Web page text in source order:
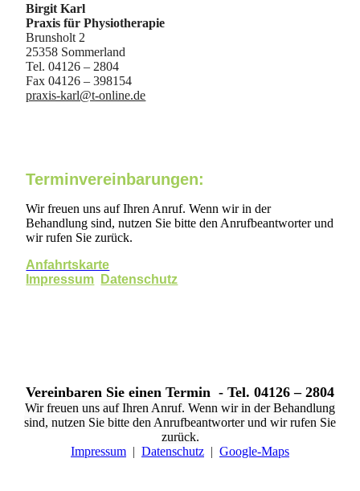
Birgit Karl
Praxis für Physiotherapie
Brunsholt 2
25358 Sommerland
Tel. 04126 – 2804
Fax 04126 – 398154
praxis-karl@t-online.de
Terminvereinbarungen:
Wir freuen uns auf Ihren Anruf. Wenn wir in der
Behandlung sind, nutzen Sie bitte den Anrufbeantworter und
wir rufen Sie zurück.
Anfahrtskarte
Impressum
Datenschutz
Vereinbaren Sie einen Termin - Tel. 04126 – 2804
Wir freuen uns auf Ihren Anruf. Wenn wir in der Behandlung
sind, nutzen Sie bitte den Anrufbeantworter und wir rufen Sie
zurück.
Impressum | Datenschutz | Google-Maps